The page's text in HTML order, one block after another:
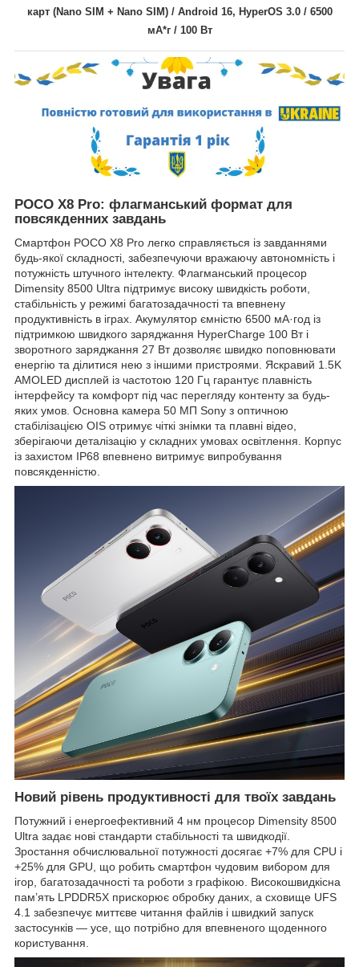
карт (Nano SIM + Nano SIM) / Android 16, HyperOS 3.0/ 6500
мА*г / 100 Вт
POCO X8 Pro: флагманський формат для
повсякденних завдань
Смартфон POCO X8 Pro легко справляється із завданнями
будь-якої складності, забезпечуючи вражаючу автономність і
потужність штучного інтелекту. Флагманський процесор
Dimensity 8500 Ultra підтримує високу швидкість роботи,
стабільність у режимі багатозадачності та впевнену
продуктивність в іграх. Акумулятор ємністю 6500 мА·год із
підтримкою швидкого заряджання HyperCharge 100 Вт і
зворотного заряджання 27 Вт дозволяє швидко поповнювати
енергію та ділитися нею з іншими пристроями. Яскравий 1.5K
AMOLED дисплей із частотою 120 Гц гарантує плавність
інтерфейсу та комфорт під час перегляду контенту за будь-
яких умов. Основна камера 50 МП Sony з оптичною
стабілізацією OIS отримує чіткі знімки та плавні відео,
зберігаючи деталізацію у складних умовах освітлення. Корпус
із захистом IP68 впевнено витримує випробування
повсякденністю.
Новий рівень продуктивності для твоїх завдань
Потужний і енергоефективний 4 нм процесор Dimensity 8500
Ultra задає нові стандарти стабільності та швидкодії.
Зростання обчислювальної потужності досягає +7% для CPU і
+25% для GPU, що робить смартфон чудовим вибором для
ігор, багатозадачності та роботи з графікою. Високошвидкісна
пам’ять LPDDR5X прискорює обробку даних, а сховище UFS
4.1 забезпечує миттєве читання файлів і швидкий запуск
застосунків — усе, що потрібно для впевненого щоденного
користування.